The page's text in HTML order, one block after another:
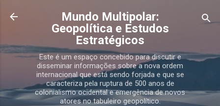
Pular para o conteúdo principal
Mundo Multipolar:
Geopolítica e Estudos
Estratégicos
Este é um espaço concebido para discutir e
disseminar informações sobre a nova ordem
internacional que está sendo forjada e que se
caracteriza pela ruptura de 500 anos de
colonialismo ocidental e emergência de novos
atores no tabuleiro geopolítico.